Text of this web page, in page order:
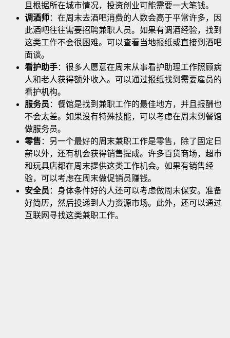
且根据所在城市情况，投资创业可能需要一大笔钱。
调酒师：在周末去酒吧消费的人数会高于平常许多，因
此酒吧往往需要招聘兼职人员。如果有调酒经验，找到
这类工作不会很困难。可以查看当地报纸或直接到酒吧
面谈。
看护助手：很多人愿意在周末从事看护助理工作照顾病
人和老人获得额外收入。可以通过报纸找到需要雇员的
看护机构。
服务员 ：餐馆是找到兼职工作的最佳地方，并且报酬也
不会太差。如果没有特殊技能，可以考虑在周末到餐馆
做服务员。
零售 ：另一个最好的周末兼职工作是零售，除了固定日
薪以外，还有机会获得销售提成。许多百货商场，超市
和玩具店都在周末提供这类工作机会。如果有销售经
验，可以考虑在周末做促销员赚钱。
安全员 ：身体条件好的人还可以考虑做周末保安。准备
好简历，然后投递到人力资源市场。此外，还可以通过
互联网寻找这类兼职工作。